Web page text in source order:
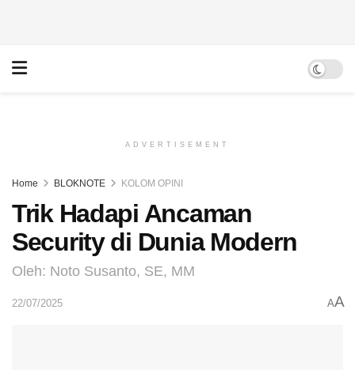
ADVERTISEMENT
Home BLOKNOTE KOLOM OPINI
Trik Hadapi Ancaman
Security di Dunia Modern
Oleh: Noto Susanto, SE, MM
22/07/2025 AA